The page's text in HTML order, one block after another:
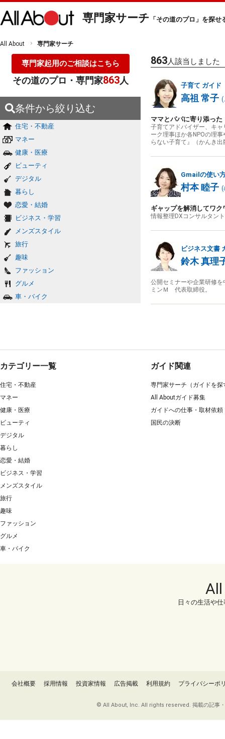
専門家サーチ 「その道のプロ」を探せ
All About 専門家サーチ
専門家起用のご相談はこちら
その道のプロ・専門家863人
条件から絞り込む
住宅・不動産
マネー
健康・医療
ビューティ
デジタル
暮らし
恋愛・結婚
ビジネス・学習
メンズスタイル
旅行
趣味
ファッション
グルメ
車・バイク
863人該当しました
子育て ガイド
高祖 常子 (
ママとパパに寄り添っ
子育てアドバイザー、キ
ーク理事ほか各NPOの理
らない子育て』（かんき
Gmailの使い
村本 睦子 (
ギャップを解消してワ
情報整理DXコンサルタン
ビジネス文書
鈴木 真理
公開セミナーや企業研修
ミンＭ 代表取締役。
カテゴリー一覧
住宅・不動産
マネー
健康・医療
ビューティ
デジタル
暮らし
恋愛・結婚
ビジネス・学習
メンズスタイル
旅行
趣味
ファッション
グルメ
車・バイク
ガイド関連
専門家サーチ（ガイドを探
All Aboutガイド募集
ガイドへの仕事・取材依頼
国民の決断
日々の生活や
会社概要 採用情報 投資家情報 広告掲載 利用規約 プライバシーポ
© All About, Inc. All rights reserved. 掲載の記事・